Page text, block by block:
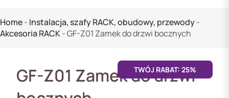
Home- Instalacja, szafy RACK, obudowy, przewody-
Akcesoria RACK-GF-Z01 Zamek do drzwi bocznych
GF-Z01 Zamek do drzwi
TWÓJ RABAT: 25%